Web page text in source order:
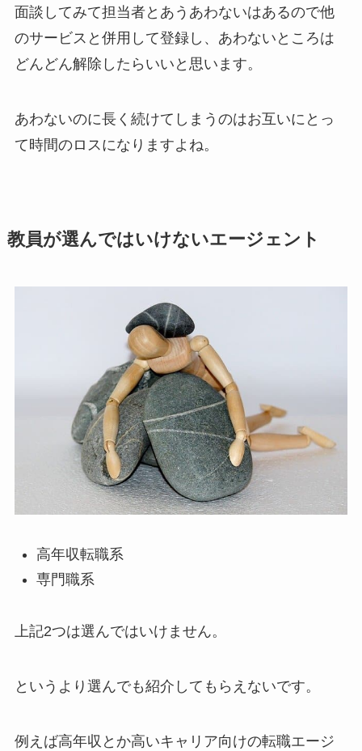
面談してみて担当者とあうあわないはあるので他
のサービスと併用して登録し、あわないところは
どんどん解除したらいいと思います。
あわないのに長く続けてしまうのはお互いにとっ
て時間のロスになりますよね。
教員が選んではいけないエージェント
高年収転職系
専門職系
上記2つは選んではいけません。
というより選んでも紹介してもらえないです。
例えば高年収とか高いキャリア向けの転職エージ